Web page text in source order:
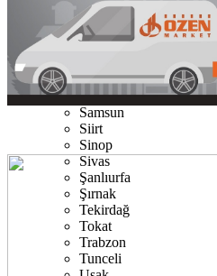
Nevşehir
Niğde
Rize
Sakarya
Samsun
Siirt
Sinop
Sivas
Şanlıurfa
Şırnak
Tekirdağ
Tokat
Trabzon
Tunceli